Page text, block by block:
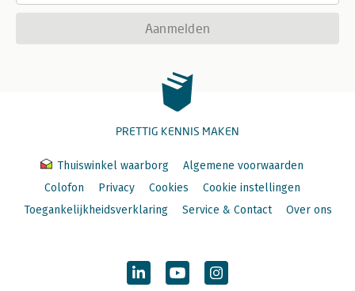
Aanmelden
PRETTIG KENNIS MAKEN
Thuiswinkel waarborg
Algemene voorwaarden
Colofon
Privacy Cookies
Cookie instellingen
Toegankelijkheidsverklaring
Service & Contact Over ons